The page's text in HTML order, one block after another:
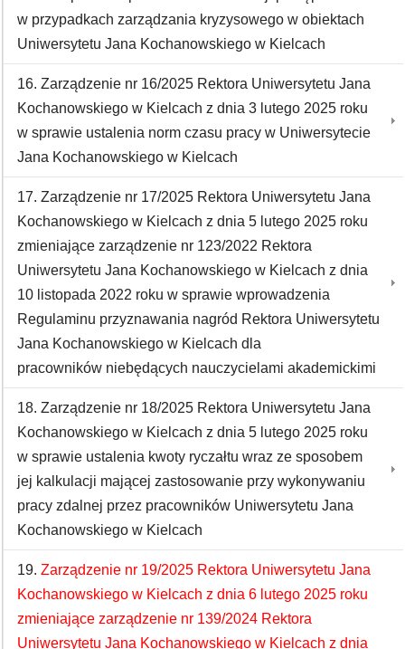
w przypadkach zarządzania kryzysowego w obiektach
Uniwersytetu Jana Kochanowskiego w Kielcach
16. Zarządzenie nr 16/2025 Rektora Uniwersytetu Jana
Kochanowskiego w Kielcach z dnia 3 lutego 2025 roku
w sprawie ustalenia norm czasu pracy w Uniwersytecie
Jana Kochanowskiego w Kielcach
17. Zarządzenie nr 17/2025 Rektora Uniwersytetu Jana
Kochanowskiego w Kielcach z dnia 5 lutego 2025 roku
zmieniające zarządzenie nr 123/2022 Rektora
Uniwersytetu Jana Kochanowskiego w Kielcach z dnia
10 listopada 2022 roku w sprawie wprowadzenia
Regulaminu przyznawania nagród Rektora Uniwersytetu
Jana Kochanowskiego w Kielcach dla
pracowników niebędących nauczycielami akademickimi
18. Zarządzenie nr 18/2025 Rektora Uniwersytetu Jana
Kochanowskiego w Kielcach z dnia 5 lutego 2025 roku
w sprawie ustalenia kwoty ryczałtu wraz ze sposobem
jej kalkulacji mającej zastosowanie przy wykonywaniu
pracy zdalnej przez pracowników Uniwersytetu Jana
Kochanowskiego w Kielcach
19. Zarządzenie nr 19/2025 Rektora Uniwersytetu Jana
Kochanowskiego w Kielcach z dnia 6 lutego 2025 roku
zmieniające zarządzenie nr 139/2024 Rektora
Uniwersytetu Jana Kochanowskiego w Kielcach z dnia